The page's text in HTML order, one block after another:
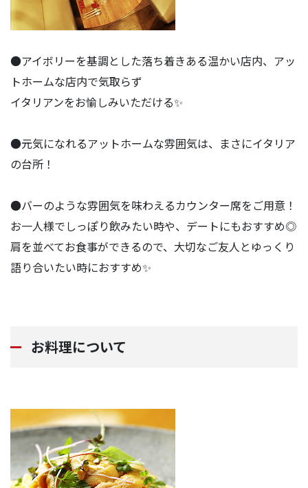
●アイボリーを基調とした落ち着きある温かい店内、アッ
トホームな店内で気取らず
イタリアンをお愉しみいただける✨
●元気になれるアットホームな雰囲気は、まさにイタリア
の台所！
●バーのような雰囲気を味わえるカウンター席をご用意！
お一人様でしっぽり飲みたい時や、デートにもおすすめ◎
肩を並べてお食事ができるので、大切なご友人とゆっくり
語り合いたい時におすすめ✨
お料理について